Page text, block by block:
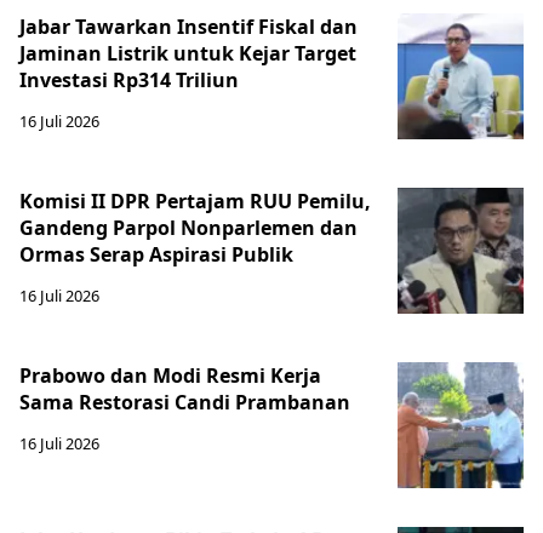
Jabar Tawarkan Insentif Fiskal dan
Jaminan Listrik untuk Kejar Target
Investasi Rp314 Triliun
16 Juli 2026
Komisi II DPR Pertajam RUU Pemilu,
Gandeng Parpol Nonparlemen dan
Ormas Serap Aspirasi Publik
16 Juli 2026
Prabowo dan Modi Resmi Kerja
Sama Restorasi Candi Prambanan
16 Juli 2026